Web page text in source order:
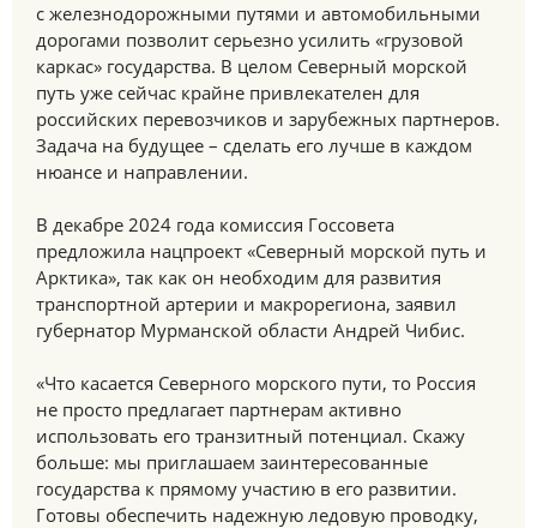
с железнодорожными путями и автомобильными
дорогами позволит серьезно усилить «грузовой
каркас» государства. В целом Северный морской
путь уже сейчас крайне привлекателен для
российских перевозчиков и зарубежных партнеров.
Задача на будущее – сделать его лучше в каждом
нюансе и направлении.
В декабре 2024 года комиссия Госсовета
предложила нацпроект «Северный морской путь и
Арктика», так как он необходим для развития
транспортной артерии и макрорегиона, заявил
губернатор Мурманской области Андрей Чибис.
«Что касается Северного морского пути, то Россия
не просто предлагает партнерам активно
использовать его транзитный потенциал. Скажу
больше: мы приглашаем заинтересованные
государства к прямому участию в его развитии.
Готовы обеспечить надежную ледовую проводку,